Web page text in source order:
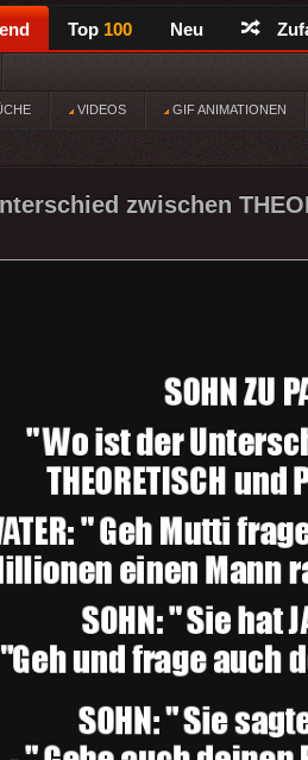
Top 100 Neu
VIDEOS GIF ANIMATIONEN
zwischen